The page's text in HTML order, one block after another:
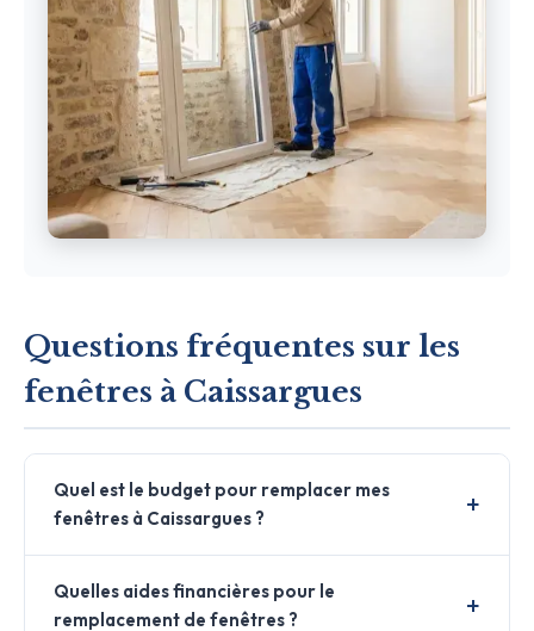
Questions fréquentes sur les
fenêtres à Caissargues
Quel est le budget pour remplacer mes
fenêtres à Caissargues ?
Quelles aides financières pour le
remplacement de fenêtres ?